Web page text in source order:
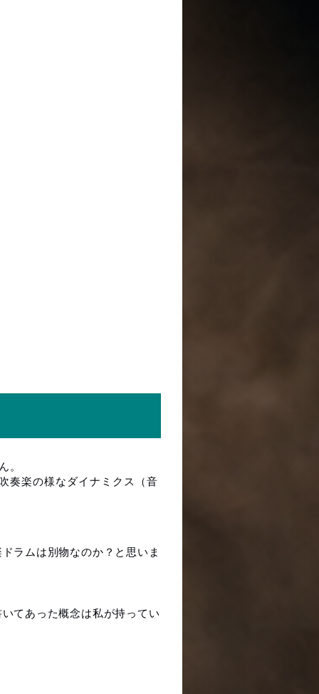
。
奏楽の様なダイナミクス（音
ラムは別物なのか？と思いま
てあった概念は私が持ってい